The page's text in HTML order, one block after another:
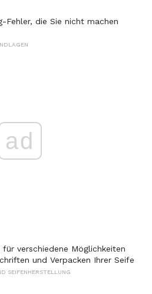
Fehler, die Sie nicht machen
ad
für verschiedene Möglichkeiten
und Verpacken Ihrer Seife
SEIFENHERSTELLUNG